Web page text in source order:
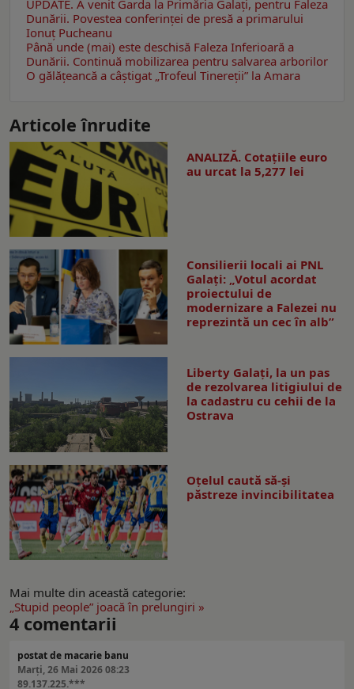
UPDATE. A venit Garda la Primăria Galaţi, pentru Faleza
Dunării. Povestea conferinţei de presă a primarului
Ionuţ Pucheanu
Până unde (mai) este deschisă Faleza Inferioară a
Dunării. Continuă mobilizarea pentru salvarea arborilor
O gălăţeancă a câştigat „Trofeul Tinereții” la Amara
Articole înrudite
ANALIZĂ. Cotațiile euro
au urcat la 5,277 lei
Consilierii locali ai PNL
Galaţi: „Votul acordat
proiectului de
modernizare a Falezei nu
reprezintă un cec în alb”
Liberty Galați, la un pas
de rezolvarea litigiului de
la cadastru cu cehii de la
Ostrava
Oțelul caută să-și
păstreze invincibilitatea
Mai multe din această categorie:
„Stupid people” joacă în prelungiri »
4 comentarii
postat de macarie banu
Marți, 26 Mai 2026 08:23
89.137.225.***